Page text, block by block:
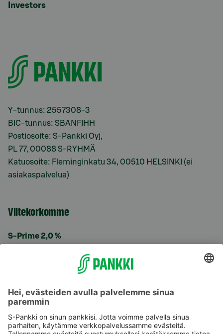
Investors
Y-tunnus: 2557308-3
BIC-tunnus: SBANFIHH
Postiosoite: S-Pankki Oyj,
PL 77, 00088 S-RYHMÄ
Katuosoite: Fleminginkatu 34, 00510 HELSINKI (ei
asiakaspalvelua)
Viitekorkomme
S-Prime 2,0 %